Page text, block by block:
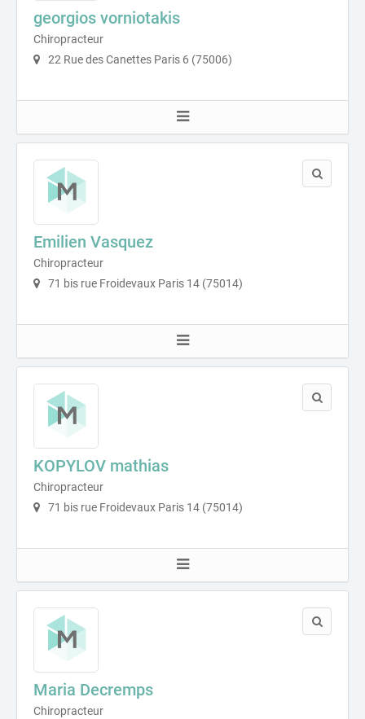
georgios vorniotakis
Chiropracteur
22 Rue des Canettes Paris 6 (75006)
Emilien Vasquez
Chiropracteur
71 bis rue Froidevaux Paris 14 (75014)
KOPYLOV mathias
Chiropracteur
71 bis rue Froidevaux Paris 14 (75014)
Maria Decremps
Chiropracteur